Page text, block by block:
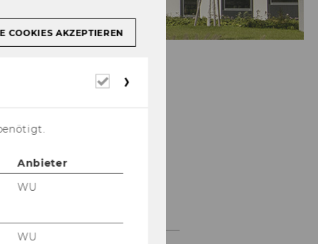
COOKIES AKZEPTIEREN
Erforderliche
Anbieter
WU
WU